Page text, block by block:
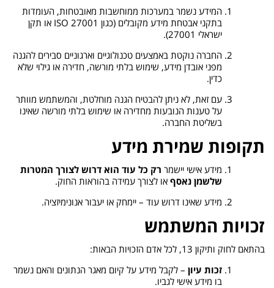
המידע נשמר במערכות ממוחשבות מאובטחות, העומדות
בתקני אבטחת מידע מקובלים (כגון ISO 27001 או תקן
ישראלי 27001).
החברה נוקטת באמצעים טכנולוגיים וארגוניים סבירים להגנה
מפני אובדן מידע, שימוש בלתי מורשה, חדירה או גילוי שלא
כדין.
עם זאת, לא ניתן להבטיח הגנה מוחלטת, והמשתמש מוותר
על טענות הנובעות מחדירה או שימוש בלתי מורשה שאינו
בשליטת החברה.
תקופות שמירת מידע
מידע אישי יישמר רק כל עוד הוא דרוש לצורך המטרות
שלשמן נאסף או לצורך עמידה בהוראות החוק.
מידע שאינו דרוש עוד – יימחק או יעבור אנונימיזציה.
זכויות המשתמש
בהתאם לחוק ותיקון 13, לכל אדם הזכויות הבאות:
זכות עיון – לקבל מידע על קיום מאגר הנתונים והאם נשמר
בו מידע אישי לגביו.